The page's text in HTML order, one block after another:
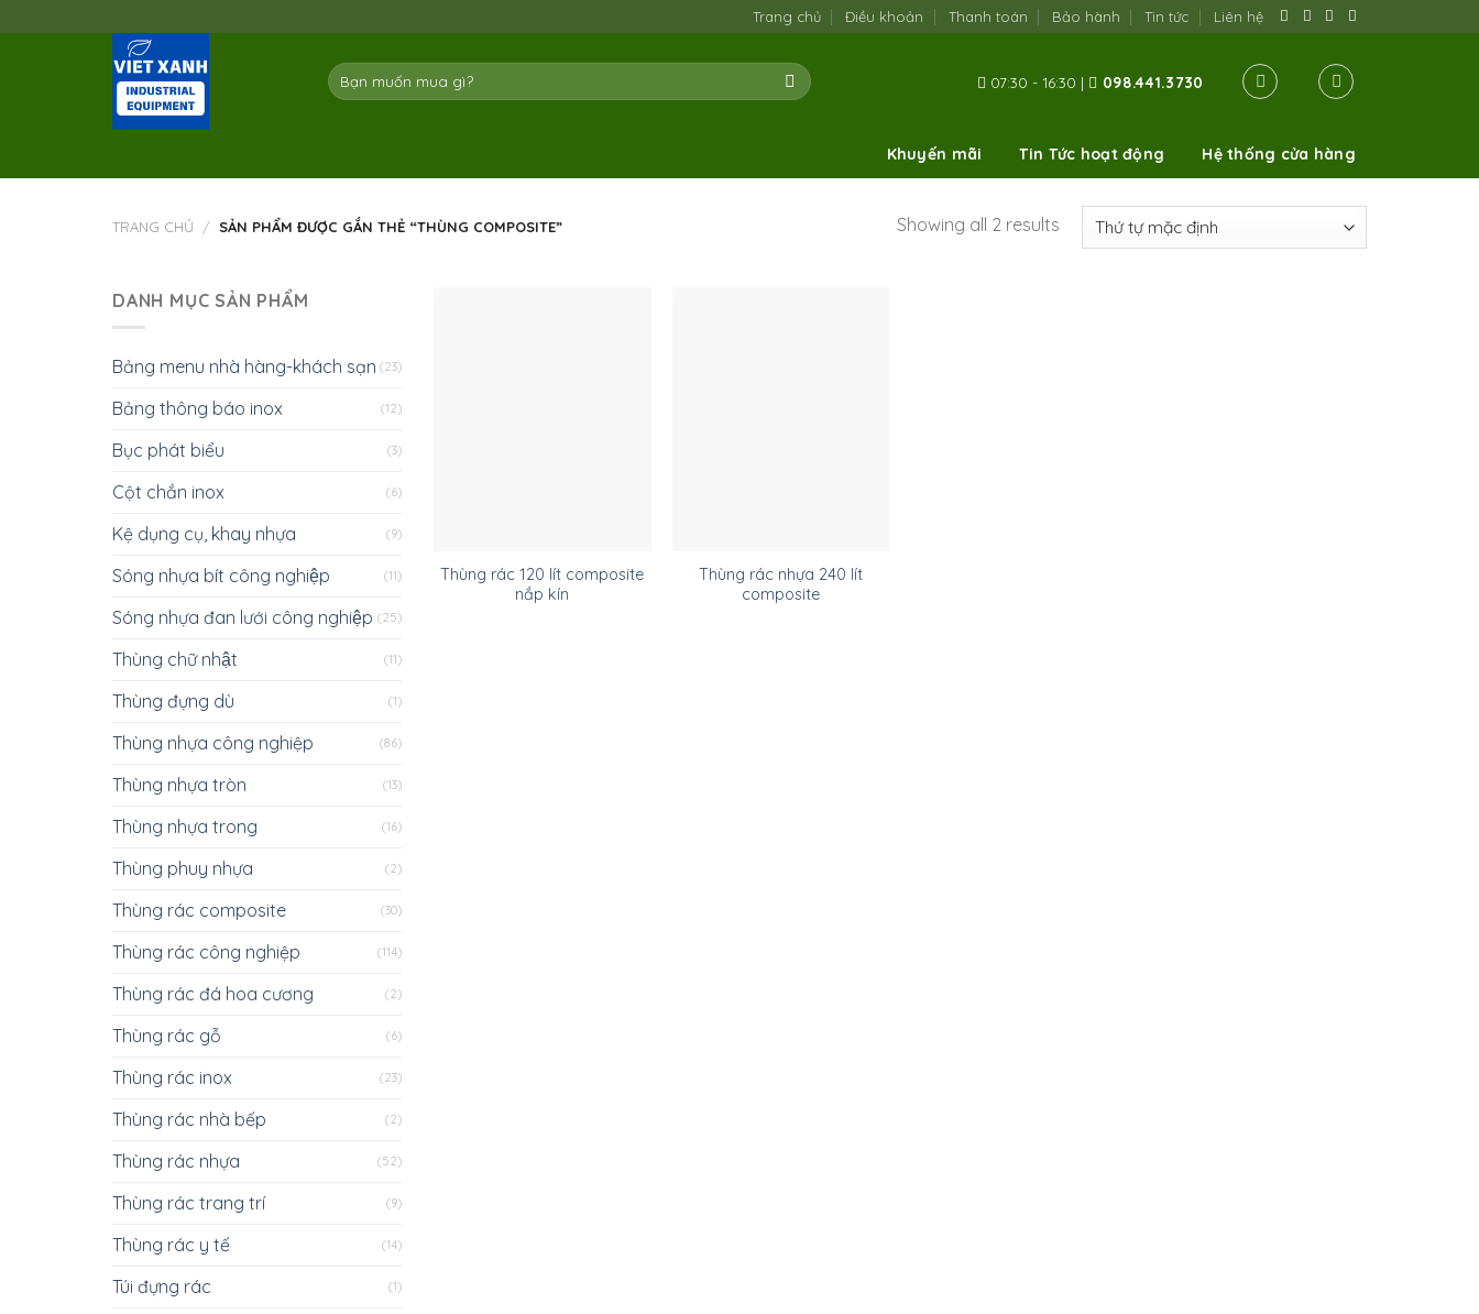
to
Trang chủ Điều khoản Thanh toán Bảo hành Tin tức Liên hệ
Tìm
kiếm:
07:30 - 16:30 | 098.441.3730
Khuyến mãi Tin Tức hoạt động Hệ thống cửa hàng
TRANG CHỦ / SẢN PHẨM ĐƯỢC GẮN THẺ “THÙNG COMPOSITE” Showing all 2 results
DANH MỤC SẢN PHẨM
Bảng menu nhà hàng-khách sạn (23)
Bảng thông báo inox (12)
Bục phát biểu (3)
Cột chắn inox (6)
Kệ dụng cụ, khay nhựa (9)
Sóng nhựa bít công nghiệp (11)
Sóng nhựa đan lưới công nghiệp (25)
Thùng chữ nhật (11)
Thùng đựng dù (1)
Thùng nhựa công nghiệp (86)
Thùng nhựa tròn (13)
Thùng nhựa trong (16)
Thùng phuy nhựa (2)
Thùng rác composite (30)
Thùng rác công nghiệp (114)
Thùng rác đá hoa cương (2)
Thùng rác gỗ (6)
Thùng rác inox (23)
Thùng rác nhà bếp (2)
Thùng rác nhựa (52)
Thùng rác trang trí (9)
Thùng rác y tế (14)
Túi đựng rác (1)
Thùng rác 120 lít composite
nắp kín
Thùng rác nhựa 240 lít
composite